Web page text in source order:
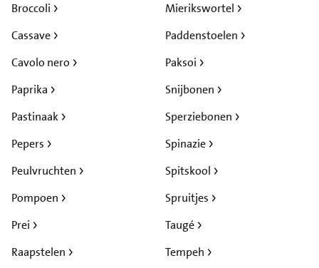
Broccoli
Cassave
Cavolo nero
Mierikswortel
Paddenstoelen
Paksoi
Paprika
Pastinaak
Pepers
Peulvruchten
Pompoen
Prei
Raapstelen
Snijbonen
Sperziebonen
Spinazie
Spitskool
Spruitjes
Taugé
Tempeh